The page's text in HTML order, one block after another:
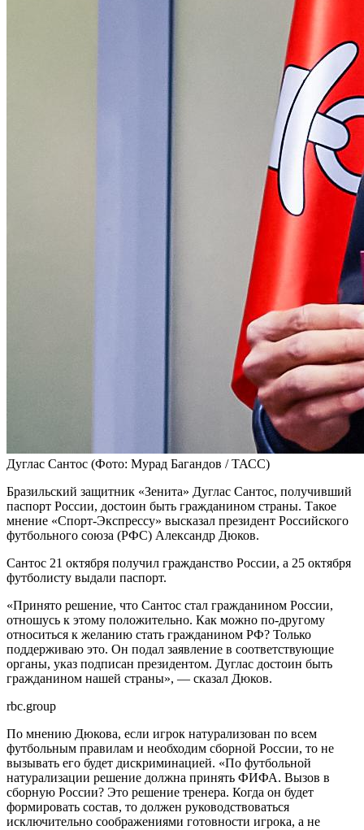
Дуглас Сантос (Фото: Мурад Багандов / ТАСС)
Бразильский защитник «Зенита» Дуглас Сантос, получивший
паспорт России, достоин быть гражданином страны. Такое
мнение «Спорт-Экспрессу» высказал президент Российского
футбольного союза (РФС) Александр Дюков.
Сантос 21 октября получил гражданство России, а 25 октября
футболисту выдали паспорт.
«Принято решение, что Сантос стал гражданином России,
отношусь к этому положительно. Как можно по-другому
относиться к желанию стать гражданином РФ? Только
поддерживаю это. Он подал заявление в соответствующие
органы, указ подписан президентом. Дуглас достоин быть
гражданином нашей страны», — сказал Дюков.
rbc.group
По мнению Дюкова, если игрок натурализован по всем
футбольным правилам и необходим сборной России, то не
вызывать его будет дискриминацией. «По футбольной
натурализации решение должна принять ФИФА. Вызов в
сборную России? Это решение тренера. Когда он будет
формировать состав, то должен руководствоваться
исключительно соображениями готовности игрока, а не